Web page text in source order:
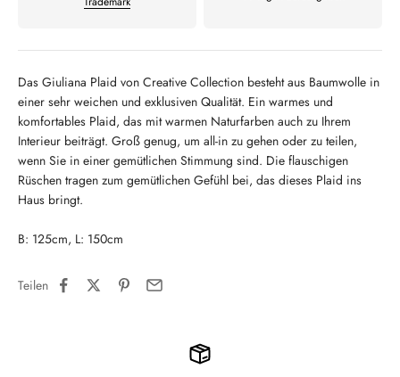
Das Giuliana Plaid von Creative Collection besteht aus Baumwolle in
einer sehr weichen und exklusiven Qualität. Ein warmes und
komfortables Plaid, das mit warmen Naturfarben auch zu Ihrem
Interieur beiträgt. Groß genug, um all-in zu gehen oder zu teilen,
wenn Sie in einer gemütlichen Stimmung sind. Die flauschigen
Rüschen tragen zum gemütlichen Gefühl bei, das dieses Plaid ins
Haus bringt.
B: 125cm, L: 150cm
Teilen